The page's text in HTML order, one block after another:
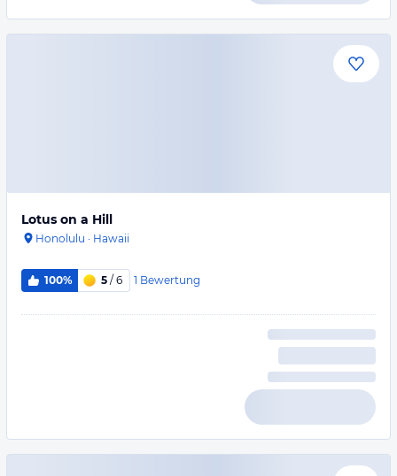
Lotus on a Hill
Honolulu · Hawaii
100% 5 / 6 1 Bewertung